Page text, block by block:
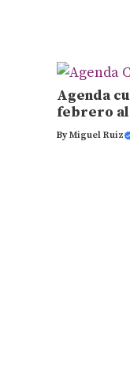
Agenda
febrero al
ByMiguel Ruiz